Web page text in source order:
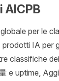
AICPB
per le
IA per
classifiche
e uptime,